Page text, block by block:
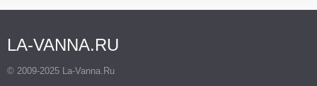
LA-VANNA.RU
© 2009-2025 La-Vanna.Ru